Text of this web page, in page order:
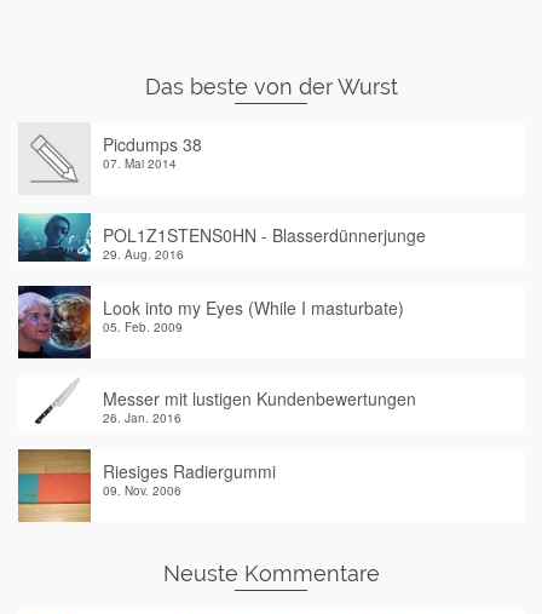
Das beste von der Wurst
Picdumps 38
07. Mai 2014
POL1Z1STENS0HN - Blasserdünnerjunge
29. Aug. 2016
Look into my Eyes (While I masturbate)
05. Feb. 2009
Messer mit lustigen Kundenbewertungen
26. Jan. 2016
Riesiges Radiergummi
09. Nov. 2006
Neuste Kommentare